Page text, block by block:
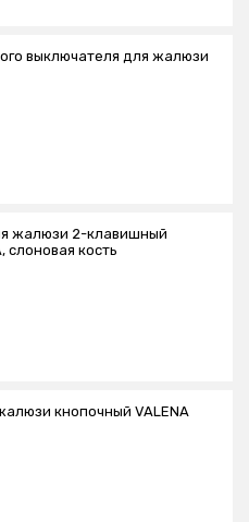
выключателя для жалюзи
жалюзи 2-клавишный
слоновая кость
кнопочный VALENA